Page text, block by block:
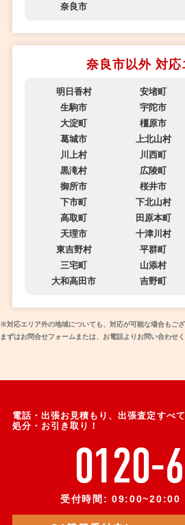
奈良市
奈良市以外 対応
明日香村 安堵町
生駒市
宇陀市
大淀町
橿原市
葛城市
上北山村
川上村
川西町
黒滝村
広陵町
御所市
桜井市
下市町
下北山村
高取町
田原本町
天理市
十津川村
東吉野村
平群町
三宅町
山添村
大和高田市
吉野町
※対応エリア外の地域についても、対応が可能な場合もござ
まずはお問合せフォームまたは、お電話よりお問い合わせく
電話・出張お見積もり、出張査定すべ
処分・お引き取り！
0120-
受付時間: 09:00~20:00